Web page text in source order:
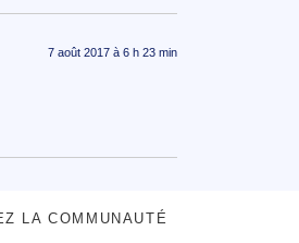
7 août 2017 à 6 h 23 min
LA COMMUNAUTÉ